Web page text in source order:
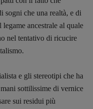
sogni che una realtà, e di
ancestrale al quale
nel tentativo di ricucire
e gli stereotipi che ha
sottilissime di vernice
sui residui più